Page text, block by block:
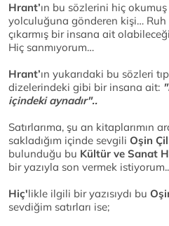
Hrant’ın bu sözlerini hiç
yolculuğuna gönderen kişi…
çıkarmış bir insana ait
Hiç sanmıyorum…
Hrant’ın yukarıdaki bu sözleri
dizelerindeki gibi bir insana ait:
içindeki aynadır"..
Satırlarıma, şu an kitaplarımın
sakladığım içinde sevgili Oşin
bulunduğu bu Kültür ve Sanat
bir yazıyla son vermek
Hiç'likle ilgili bir yazısıydı bu
sevdiğim satırları ise;